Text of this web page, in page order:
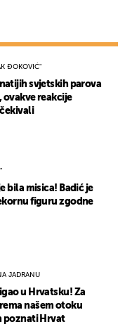
ĐOKOVIĆ"
svjetskih parova
ovakve reakcije
bila misica! Badić je
figuru zgodne
JADRANU
u Hrvatsku! Za
našem otoku
poznati Hrvat